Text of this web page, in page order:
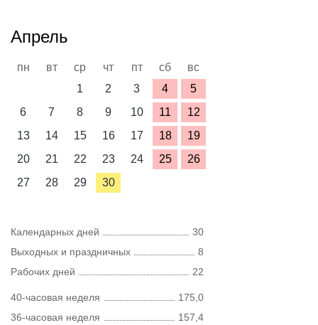
Апрель
пн вт ср чт пт сб
вс
1
2 3 4
5
6
7 8 9 10 11
12
13
14 15 16 17 18
19
20
21 22 23 24 25
26
27
28 29 30
Календарных дней
30
Выходных и праздничных
8
Рабочих дней
22
40-часовая неделя
175,0
36-часовая неделя
157,4